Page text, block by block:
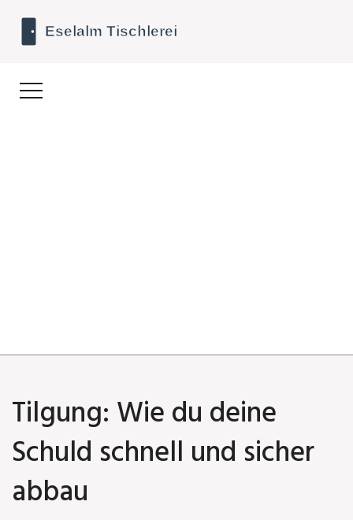
Tilgung: Wie du deine
Schuld schnell und sicher
abbau